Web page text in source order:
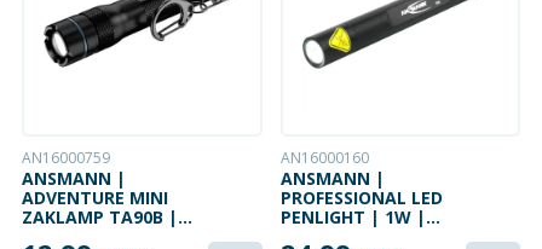
AN16000759
ANSMANN |
ADVENTURE MINI
ZAKLAMP TA90B |
AN16000160
ANSMANN |
PROFESSIONAL LED
PENLIGHT | 1W |